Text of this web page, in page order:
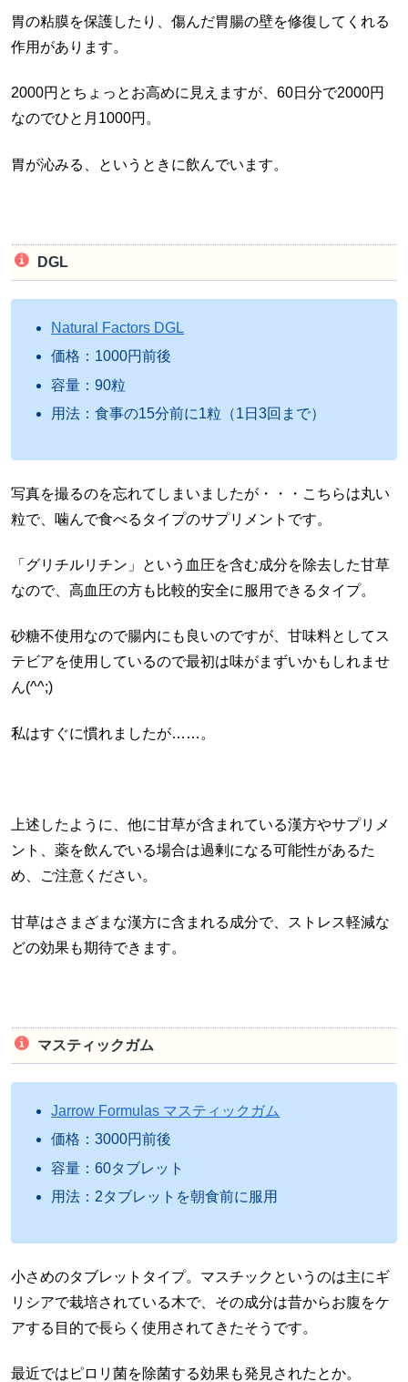
胃の粘膜を保護したり、傷んだ胃腸の壁を修復してくれる
作用があります。
2000円とちょっとお高めに見えますが、60日分で2000円
なのでひと月1000円。
胃が沁みる、というときに飲んでいます。
DGL
Natural Factors DGL
価格：1000円前後
容量：90粒
用法：食事の15分前に1粒（1日3回まで）
写真を撮るのを忘れてしまいましたが・・・こちらは丸い
粒で、噛んで食べるタイプのサプリメントです。
「グリチルリチン」という血圧を含む成分を除去した甘草
なので、高血圧の方も比較的安全に服用できるタイプ。
砂糖不使用なので腸内にも良いのですが、甘味料としてス
テビアを使用しているので最初は味がまずいかもしれませ
ん(^^;)
私はすぐに慣れましたが……。
上述したように、他に甘草が含まれている漢方やサプリメ
ント、薬を飲んでいる場合は過剰になる可能性があるた
め、ご注意ください。
甘草はさまざまな漢方に含まれる成分で、ストレス軽減な
どの効果も期待できます。
マスティックガム
Jarrow Formulas マスティックガム
価格：3000円前後
容量：60タブレット
用法：2タブレットを朝食前に服用
小さめのタブレットタイプ。マスチックというのは主にギ
リシアで栽培されている木で、その成分は昔からお腹をケ
アする目的で長らく使用されてきたそうです。
最近ではピロリ菌を除菌する効果も発見されたとか。